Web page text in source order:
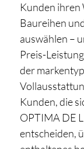
Kunden ihren
Baureihen
auswählen –
Preis-
der
Kunden, die
OPTIMA DE
entscheiden,